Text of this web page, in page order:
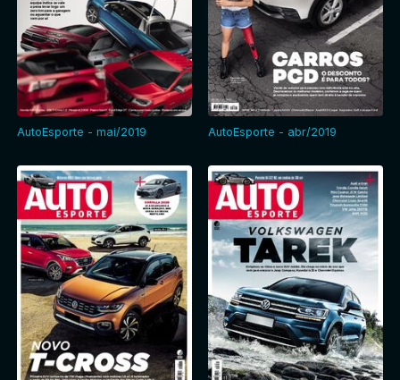
AutoEsporte - mai/2019 AutoEsporte - abr/2019